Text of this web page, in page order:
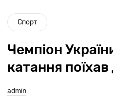
Спорт
Чемпіон
катання поїхав
admin